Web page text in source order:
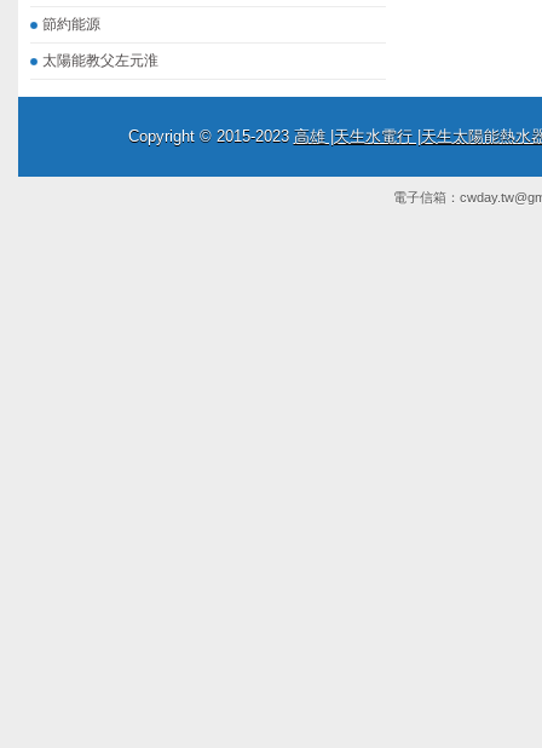
節約能源
太陽能教父左元淮
Copyright © 2015-2023 高雄 |天生水電行 |天生太陽能熱水
電子信箱：